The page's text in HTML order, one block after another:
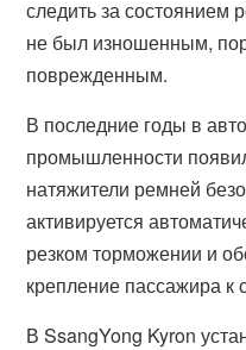
следить за состоянием
не был изношенным,
поврежденным.
В последние годы в
промышленности
натяжители ремней
активируется
резком торможении и
крепление пассажира к
В SsangYong Kyron